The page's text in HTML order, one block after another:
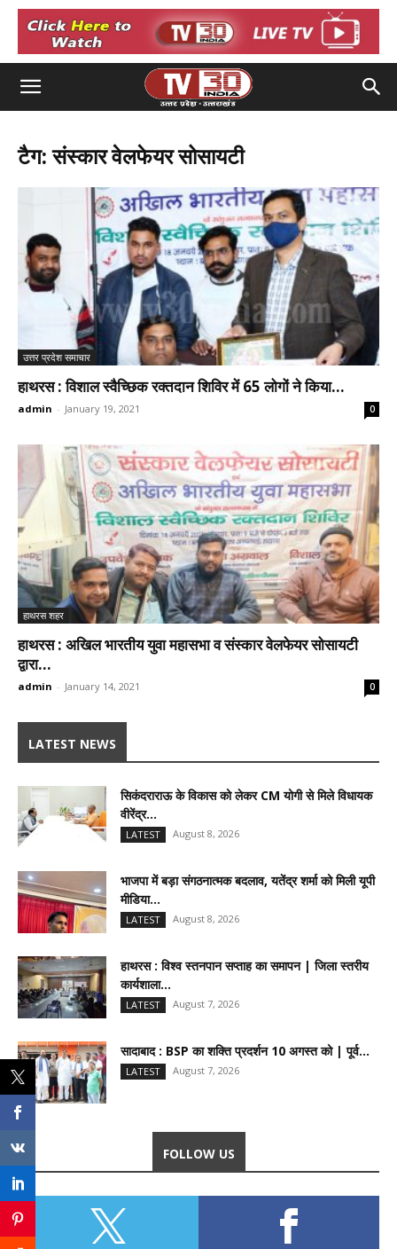
टैग: संस्कार वेलफेयर सोसायटी
उत्तर प्रदेश समाचार
हाथरस : विशाल स्वैच्छिक रक्तदान शिविर में 65 लोगों ने किया...
admin - January 19, 2021 0
हाथरस शहर
हाथरस : अखिल भारतीय युवा महासभा व संस्कार वेलफेयर सोसायटी
द्वारा...
admin - January 14, 2021 0
LATEST NEWS
सिकंदराराऊ के विकास को लेकर CM योगी से मिले विधायक
वीरेंद्र...
LATEST August 8, 2026
भाजपा में बड़ा संगठनात्मक बदलाव, यतेंद्र शर्मा को मिली यूपी
मीडिया...
LATEST August 8, 2026
हाथरस : विश्व स्तनपान सप्ताह का समापन | जिला स्तरीय
कार्यशाला...
LATEST August 7, 2026
सादाबाद : BSP का शक्ति प्रदर्शन 10 अगस्त को | पूर्व...
LATEST August 7, 2026
FOLLOW US